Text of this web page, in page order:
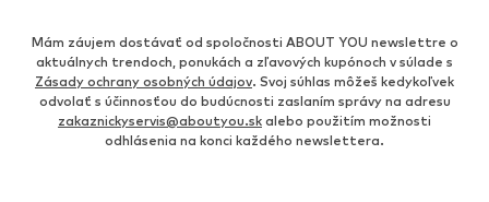
Mám záujem dostávať od spoločnosti ABOUT YOU newslettre o
aktuálnych trendoch, ponukách a zľavových kupónoch v súlade s
Zásady ochrany osobných údajov. Svoj súhlas môžeš kedykoľvek
odvolať s účinnosťou do budúcnosti zaslaním správy na adresu
zakaznickyservis@aboutyou.sk alebo použitím možnosti
odhlásenia na konci každého newslettera.